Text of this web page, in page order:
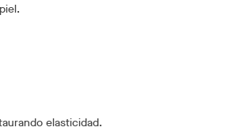
elasticidad.